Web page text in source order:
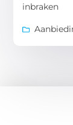
inbraken